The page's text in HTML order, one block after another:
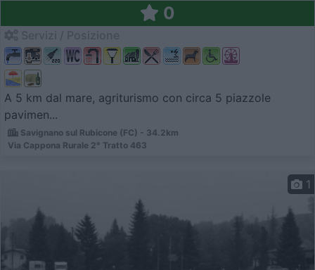
0
A 5 km dal mare, agriturismo con circa 5 piazzole
pavimen...
Savignano sul Rubicone (FC) - 34.2km
Via Cappona Rurale 2° Tratto 463
1